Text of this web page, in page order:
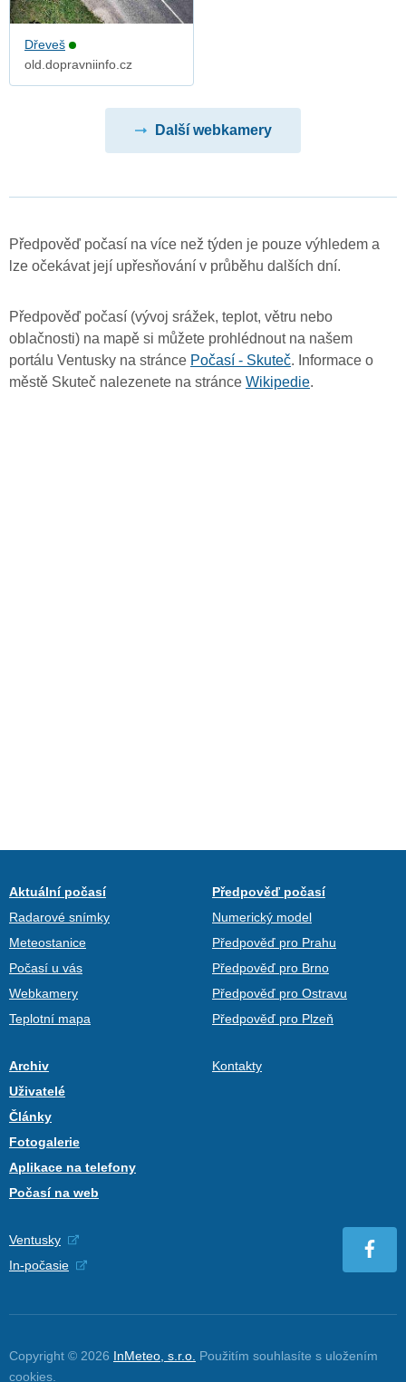
Dřeveš
old.dopravniinfo.cz
Další webkamery
Předpověď počasí na více než týden je pouze výhledem a
lze očekávat její upřesňování v průběhu dalších dní.
Předpověď počasí (vývoj srážek, teplot, větru nebo
oblačnosti) na mapě si můžete prohlédnout na našem
portálu Ventusky na stránce Počasí - Skuteč. Informace o
městě Skuteč nalezenete na stránce Wikipedie.
Aktuální počasí
Radarové snímky
Meteostanice
Počasí u vás
Webkamery
Teplotní mapa
Předpověď počasí
Numerický model
Předpověď pro Prahu
Předpověď pro Brno
Předpověď pro Ostravu
Předpověď pro Plzeň
Archiv
Uživatelé
Články
Fotogalerie
Aplikace na telefony
Počasí na web
Kontakty
Ventusky
In-počasie
Copyright © 2026 InMeteo, s.r.o. Použitím souhlasíte s uložením
cookies